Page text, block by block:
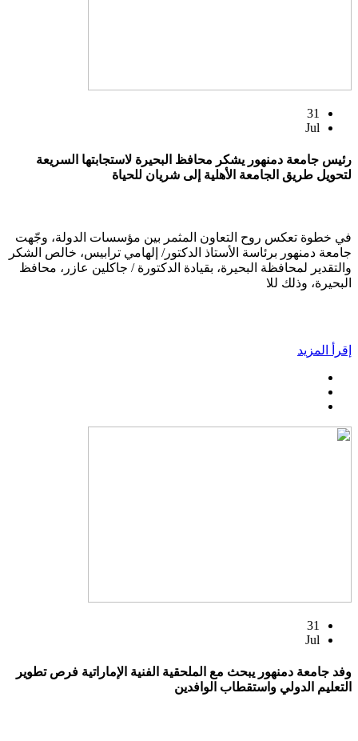
31
Jul
رئيس جامعة دمنهور يشكر محافظ البحيرة لاستجابتها السريعة
لتحويل طريق الجامعة الأهلية إلى شريان للحياة
في خطوة تعكس روح التعاون المثمر بين مؤسسات الدولة، وجّهت
جامعة دمنهور برئاسة الأستاذ الدكتور/ إلهامي ترابيس، خالص الشكر
والتقدير لمحافظة البحيرة، بقيادة الدكتورة / جاكلين عازر، محافظ
البحيرة، وذلك للا
إقرأ المزيد
31
Jul
وفد جامعة دمنهور يبحث مع الملحقية الفنية الإماراتية فرص تطوير
التعليم الدولي واستقطاب الوافدين